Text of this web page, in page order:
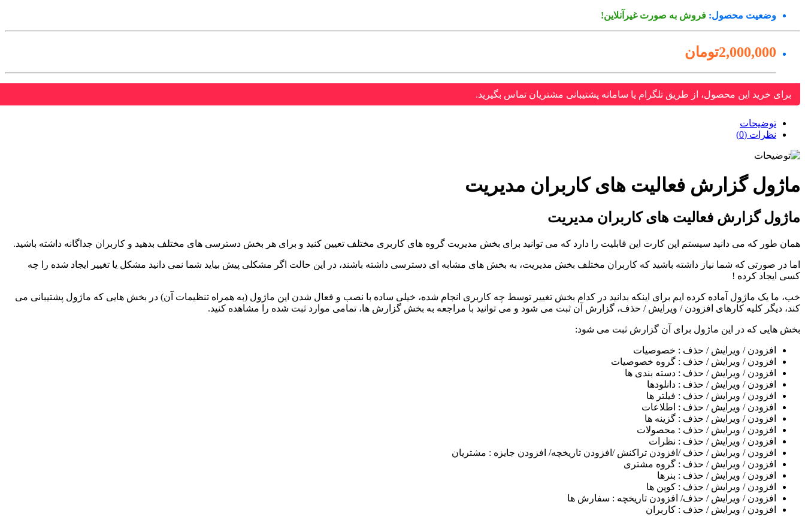
وضعیت محصول: فروش به صورت غیرآنلاین!
2,000,000تومان
برای خرید این محصول، از طریق تلگرام یا سامانه پشتیبانی مشتریان تماس بگیرید.
توضیحات
نظرات (0)
ماژول گزارش فعالیت های کاربران مدیریت
ماژول گزارش فعالیت های کاربران مدیریت
همان طور که می دانید سیستم اپن کارت این قابلیت را دارد که می توانید برای بخش مدیریت گروه های کاربری مختلف تعیین کنید و برای هر بخش دسترسی های مختلف بدهید و کاربران جداگانه داشته باشید.
اما در صورتی که شما نیاز داشته باشید که کاربران مختلف بخش مدیریت، به بخش های مشابه ای دسترسی داشته باشند، در این حالت اگر مشکلی پیش بیاید شما نمی دانید مشکل یا تغییر ایجاد شده را چه
کسی ایجاد کرده !
خب، ما یک ماژول آماده کرده ایم برای اینکه بدانید در کدام بخش تغییر توسط چه کاربری انجام شده، خیلی ساده با نصب و فعال شدن این ماژول (به همراه تنظیمات آن) در بخش هایی که ماژول پشتیبانی می
کند، دیگر کلیه کارهای افزودن / ویرایش / حذف، گزارش آن ثبت می شود و می توانید با مراجعه به بخش گزارش ها، تمامی موارد ثبت شده را مشاهده کنید.
بخش هایی که در این ماژول برای آن گزارش ثبت می شود:
افزودن / ویرایش / حذف : خصوصیات
افزودن / ویرایش / حذف : گروه خصوصیات
افزودن / ویرایش / حذف : دسته بندی ها
افزودن / ویرایش / حذف : دانلودها
افزودن / ویرایش / حذف : فیلتر ها
افزودن / ویرایش / حذف : اطلاعات
افزودن / ویرایش / حذف : گزینه ها
افزودن / ویرایش / حذف : محصولات
افزودن / ویرایش / حذف : نظرات
افزودن / ویرایش / حذف /افزودن تراکنش /افزودن تاریخچه/ افزودن جایزه : مشتریان
افزودن / ویرایش / حذف : گروه مشتری
افزودن / ویرایش / حذف : بنرها
افزودن / ویرایش / حذف : کوپن ها
افزودن / ویرایش / حذف/ افزودن تاریخچه : سفارش ها
افزودن / ویرایش / حذف : کاربران